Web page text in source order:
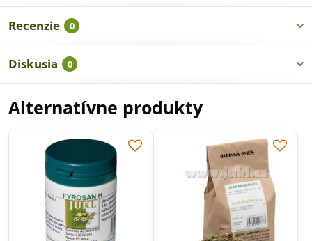
Recenzie 0
Diskusia 0
Alternatívne produkty